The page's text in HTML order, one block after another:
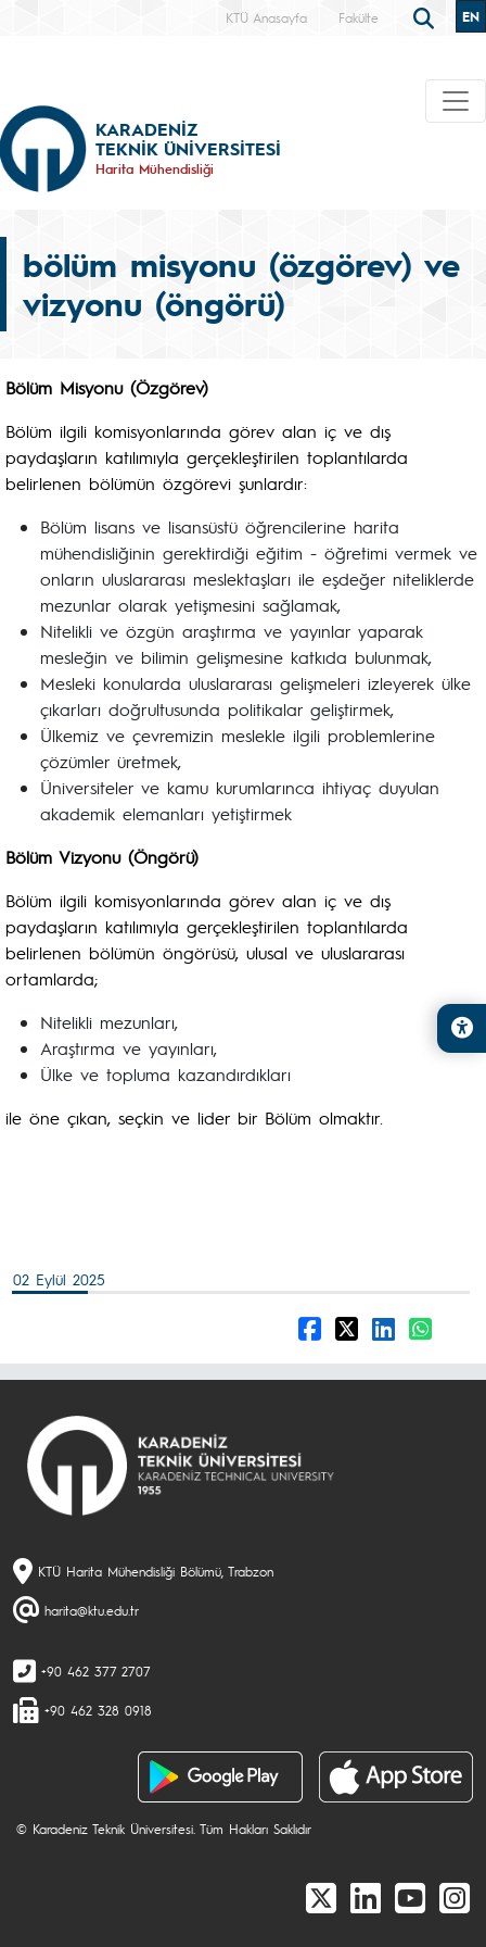
KTÜ Anasayfa Fakülte EN
KARADENİZ
TEKNİK ÜNİVERSİTESİ
Harita Mühendisliği
bölüm misyonu (özgörev) ve
vizyonu (öngörü)
Bölüm Misyonu (Özgörev)
Bölüm ilgili komisyonlarında görev alan iç ve dış
paydaşların katılımıyla gerçekleştirilen toplantılarda
belirlenen bölümün özgörevi şunlardır:
Bölüm lisans ve lisansüstü öğrencilerine harita
mühendisliğinin gerektirdiği eğitim - öğretimi vermek ve
onların uluslararası meslektaşları ile eşdeğer niteliklerde
mezunlar olarak yetişmesini sağlamak,
Nitelikli ve özgün araştırma ve yayınlar yaparak
mesleğin ve bilimin gelişmesine katkıda bulunmak,
Mesleki konularda uluslararası gelişmeleri izleyerek ülke
çıkarları doğrultusunda politikalar geliştirmek,
Ülkemiz ve çevremizin meslekle ilgili problemlerine
çözümler üretmek,
Üniversiteler ve kamu kurumlarınca ihtiyaç duyulan
akademik elemanları yetiştirmek
Bölüm Vizyonu (Öngörü)
Bölüm ilgili komisyonlarında görev alan iç ve dış
paydaşların katılımıyla gerçekleştirilen toplantılarda
belirlenen bölümün öngörüsü, ulusal ve uluslararası
ortamlarda;
Nitelikli mezunları,
Araştırma ve yayınları,
Ülke ve topluma kazandırdıkları
ile öne çıkan, seçkin ve lider bir Bölüm olmaktır.
02 Eylül 2025
KTÜ Harita Mühendisliği Bölümü, Trabzon
harita@ktu.edu.tr
+90 462 377 2707
+90 462 328 0918
© Karadeniz Teknik Üniversitesi. Tüm Hakları Saklıdır